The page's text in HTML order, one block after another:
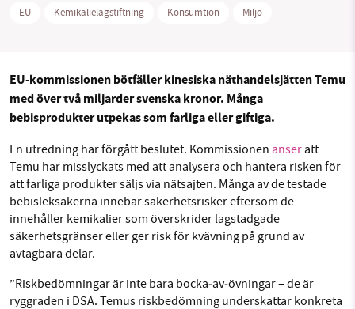
OM OSS
Sparade inlägg Tipsa oss
Facebook Instagram
Threads LinkedIn
EU Kemikalielagstiftning Konsumtion Miljö
EU-kommissionen bötfäller kinesiska näthandelsjätten Temu
med över två miljarder svenska kronor. Många
bebisprodukter utpekas som farliga eller giftiga.
En utredning har förgått beslutet. Kommissionen anseratt
Temu har misslyckats med att analysera och hantera risken för
att farliga produkter säljs via nätsajten. Många av de testade
bebisleksakerna innebär säkerhetsrisker eftersom de
innehåller kemikalier som överskrider lagstadgade
säkerhetsgränser eller ger risk för kvävning på grund av
avtagbara delar.
”Riskbedömningar är inte bara bocka‑av‑övningar – de är
ryggraden i DSA. Temus riskbedömning underskattar konkreta
SMB kämpar för en hållbar framtid. Sedan
starten 2010 har vår ideella redaktion drivit
miljödebatten framåt genom
nyhetsbevakning och granskningar. Nu vill vi
utveckla vårt arbete – och vi hoppas att du
Stötta vårt arbete genom att swisha en slant till